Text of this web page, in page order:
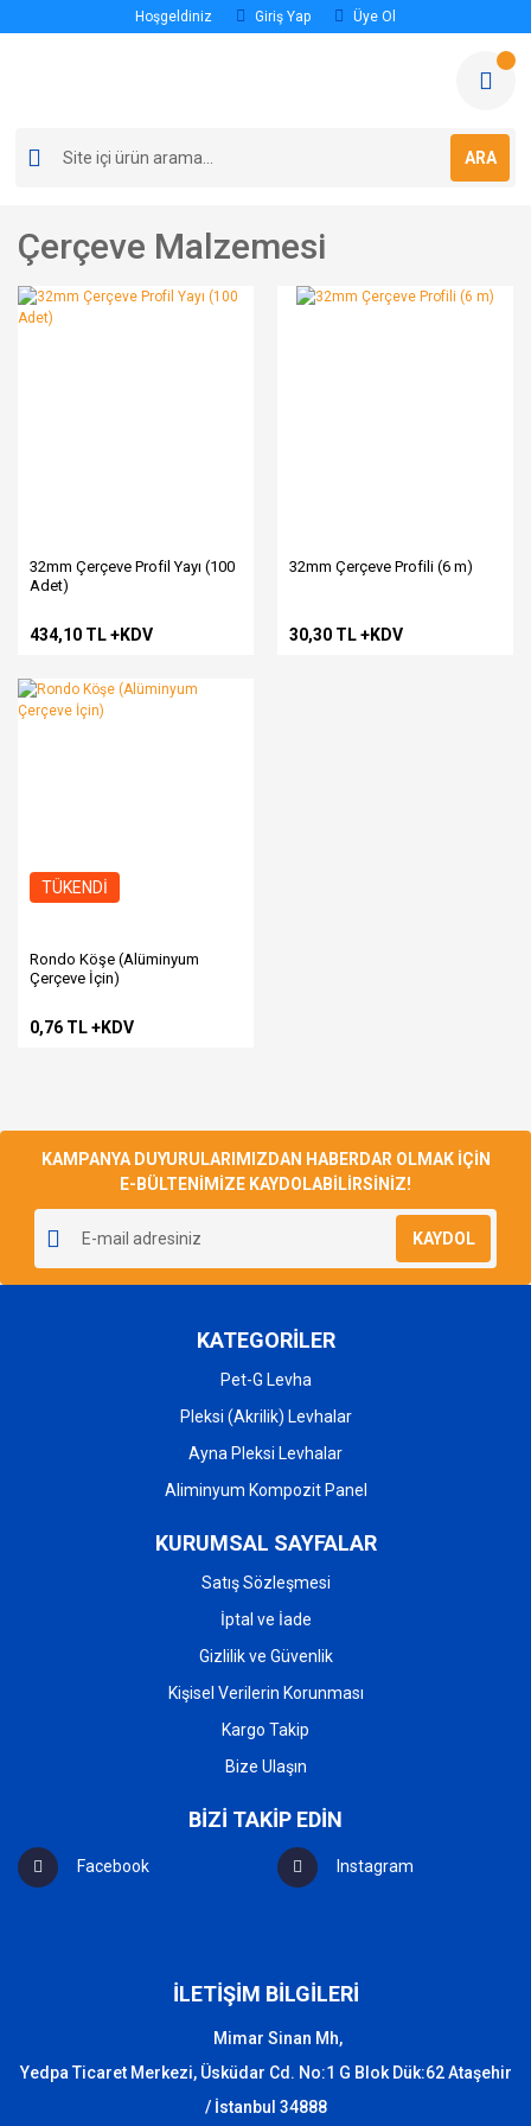
Hoşgeldiniz Giriş Yap Üye Ol
ARA
Çerçeve Malzemesi
32mm Çerçeve Profil Yayı (100
Adet)
434,10 TL +KDV
32mm Çerçeve Profili (6 m)
30,30 TL +KDV
TÜKENDİ
Rondo Köşe (Alüminyum
Çerçeve İçin)
0,76 TL +KDV
KAMPANYA DUYURULARIMIZDAN HABERDAR OLMAK İÇİN
E-BÜLTENİMİZE KAYDOLABİLİRSİNİZ!
KAYDOL
KATEGORİLER
Pet-G Levha
Pleksi (Akrilik) Levhalar
Ayna Pleksi Levhalar
Aliminyum Kompozit Panel
KURUMSAL SAYFALAR
Satış Sözleşmesi
İptal ve İade
Gizlilik ve Güvenlik
Kişisel Verilerin Korunması
Kargo Takip
Bize Ulaşın
BİZİ TAKİP EDİN
Facebook Instagram
İLETİŞİM BİLGİLERİ
Mimar Sinan Mh,
Yedpa Ticaret Merkezi, Üsküdar Cd. No:1 G Blok Dük:62 Ataşehir
/ İstanbul 34888